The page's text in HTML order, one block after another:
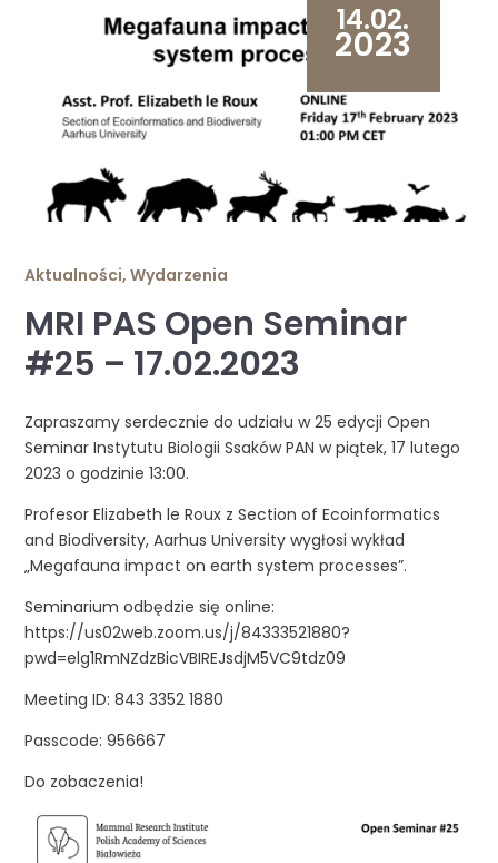
14.02.
2023
Aktualności,Wydarzenia
MRI PAS Open Seminar
#25 – 17.02.2023
Zapraszamy serdecznie do udziału w 25 edycji Open
Seminar Instytutu Biologii Ssaków PAN w piątek, 17 lutego
2023 o godzinie 13:00.
Profesor Elizabeth le Roux z Section of Ecoinformatics
and Biodiversity, Aarhus University wygłosi wykład
„Megafauna impact on earth system processes”.
Seminarium odbędzie się online:
https://us02web.zoom.us/j/84333521880?
pwd=elg1RmNZdzBicVBIREJsdjM5VC9tdz09
Meeting ID: 843 3352 1880
Passcode: 956667
Do zobaczenia!